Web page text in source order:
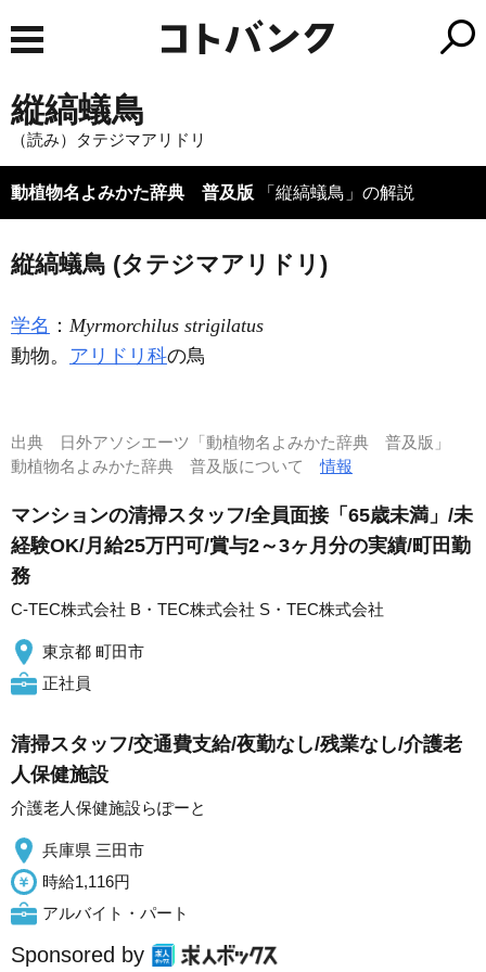
縦縞蟻鳥
（読み）タテジマアリドリ
動植物名よみかた辞典 普及版 「縦縞蟻鳥」の解説
縦縞蟻鳥 (タテジマアリドリ)
学名 ： Myrmorchilus strigilatus
動物。 アリドリ科の鳥
出典
日外アソシエーツ「動植物名よみかた辞典 普及版」
動植物名よみかた辞典 普及版について情報
マンションの清掃スタッフ/全員面接「65歳未満」/未
経験OK/月給25万円可/賞与2～3ヶ月分の実績/町田勤
務
C-TEC株式会社 B・TEC株式会社 S・TEC株式会社
東京都 町田市
正社員
清掃スタッフ/交通費支給/夜勤なし/残業なし/介護老
人保健施設
介護老人保健施設らぽーと
兵庫県 三田市
時給1,116円
アルバイト・パート
Sponsored by